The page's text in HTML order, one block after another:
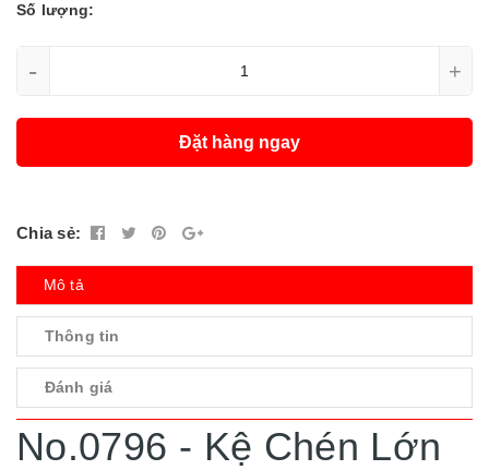
Số lượng:
- +
Đặt hàng ngay
Chia sẻ:
Mô tả
Thông tin
Đánh giá
No.0796 - Kệ Chén Lớn